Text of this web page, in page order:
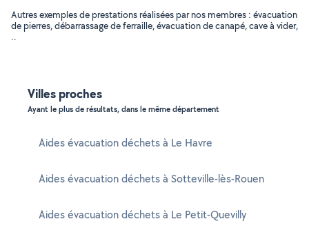
Autres exemples de prestations réalisées par nos membres : évacuation
de pierres, débarrassage de ferraille, évacuation de canapé, cave à vider,
..
Villes proches
Ayant le plus de résultats, dans le même département
Aides évacuation déchets à Le Havre
Aides évacuation déchets à Sotteville-lès-Rouen
Aides évacuation déchets à Le Petit-Quevilly